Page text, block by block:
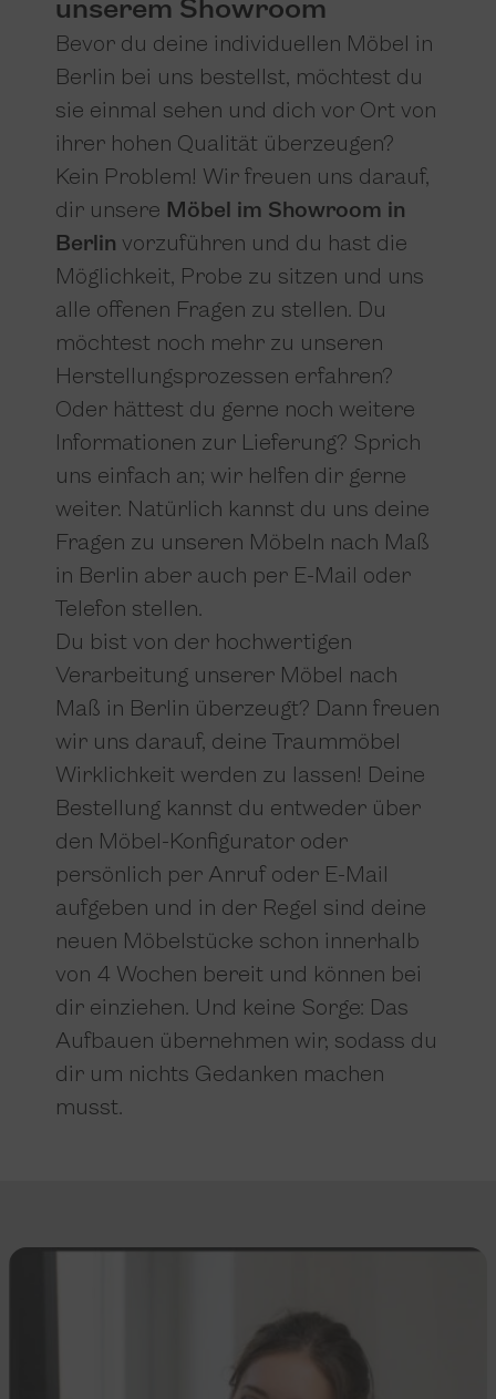
unserem Showroom
Bevor du deine individuellen Möbel in
Berlin bei uns bestellst, möchtest du
sie einmal sehen und dich vor Ort von
ihrer hohen Qualität überzeugen?
Kein Problem! Wir freuen uns darauf,
dir unsere Möbel im Showroom in
Berlin vorzuführen und du hast die
Möglichkeit, Probe zu sitzen und uns
alle offenen Fragen zu stellen. Du
möchtest noch mehr zu unseren
Herstellungsprozessen erfahren?
Oder hättest du gerne noch weitere
Informationen zur Lieferung? Sprich
uns einfach an; wir helfen dir gerne
weiter. Natürlich kannst du uns deine
Fragen zu unseren Möbeln nach Maß
in Berlin aber auch per E-Mail oder
Telefon stellen.
Du bist von der hochwertigen
Verarbeitung unserer Möbel nach
Maß in Berlin überzeugt? Dann freuen
wir uns darauf, deine Traummöbel
Wirklichkeit werden zu lassen! Deine
Bestellung kannst du entweder über
den Möbel-Konfigurator oder
persönlich per Anruf oder E-Mail
aufgeben und in der Regel sind deine
neuen Möbelstücke schon innerhalb
von 4 Wochen bereit und können bei
dir einziehen. Und keine Sorge: Das
Aufbauen übernehmen wir, sodass du
dir um nichts Gedanken machen
musst.